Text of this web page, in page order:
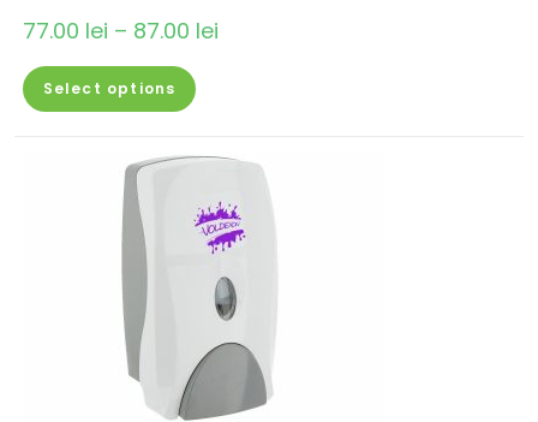
77.00 lei – 87.00 lei
Select options